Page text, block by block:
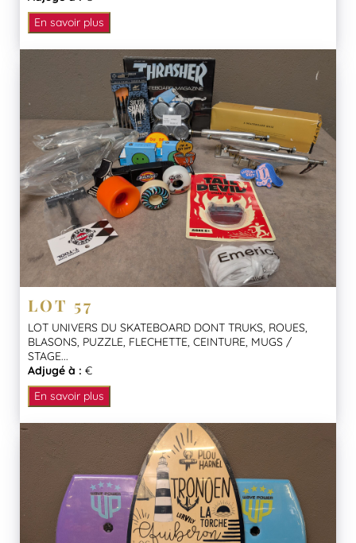
En savoir plus
LOT 57
LOT UNIVERS DU SKATEBOARD DONT TRUKS, ROUES,
BLASONS, PUZZLE, FLECHETTE, CEINTURE, MUGS /
STAGE...
Adjugé à : €
En savoir plus